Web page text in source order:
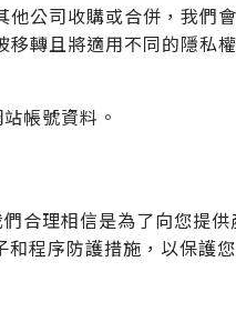
公司收購或合併，我們
轉且將適用不同的隱私
帳號資料。
合理相信是為了向您提
程序防護措施，以保護